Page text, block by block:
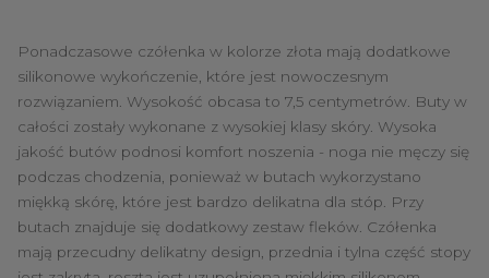
Ponadczasowe czółenka w kolorze złota mają dodatkowe
silikonowe wykończenie, które jest nowoczesnym
rozwiązaniem. Wysokość obcasa to 7,5 centymetrów. Buty w
całości zostały wykonane z wysokiej klasy skóry. Wysoka
jakość butów podnosi komfort noszenia - noga nie męczy się
podczas chodzenia, ponieważ w butach wykorzystano
miękką skórę, które jest bardzo delikatna dla stóp. Przy
butach znajduje się dodatkowy zestaw fleków. Czółenka
mają przecudny delikatny design, przednia i tylna część stopy